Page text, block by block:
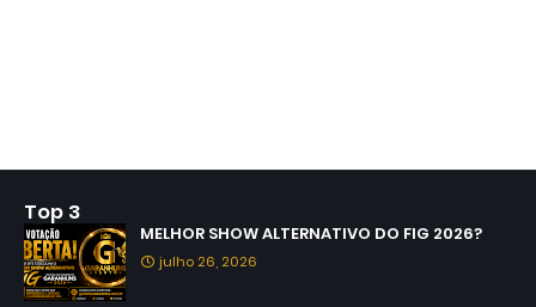
Top 3
MELHOR SHOW ALTERNATIVO DO FIG 2026?
julho 26, 2026